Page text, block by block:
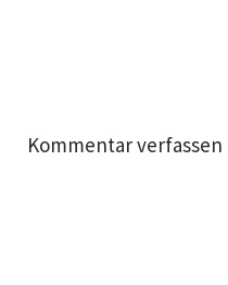
Kommentar verfassen